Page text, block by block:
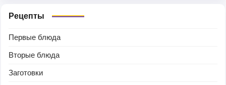
Рецепты
Первые блюда
Вторые блюда
Заготовки